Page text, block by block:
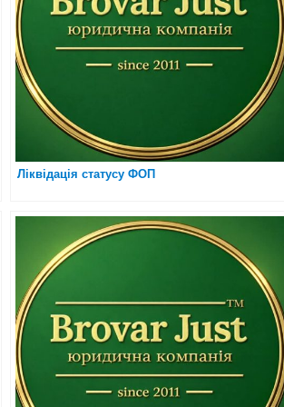
Ліквідація статусу ФОП